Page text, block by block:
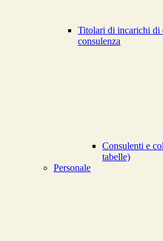
Titolari di incarichi di
consulenza
Consulenti e
tabelle)
Personale